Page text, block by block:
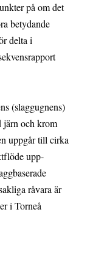
på om det
betydande
delta i
(slaggugnens)
järn och krom
uppgår till cirka
upp­
råvara är
i Torneå